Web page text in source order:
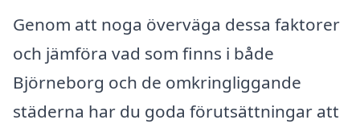
Genom att noga överväga dessa faktorer
och jämföra vad som finns i både
Björneborg och de omkringliggande
städerna har du goda förutsättningar att